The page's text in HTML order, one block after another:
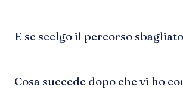
E se scelgo il percorso
Cosa succede dopo che vi ho